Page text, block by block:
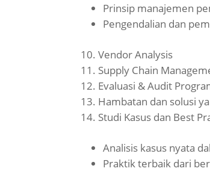
Prinsip manajemen
Pengendalian dan
Vendor Analysis
Supply Chain
Evaluasi & Audit
Hambatan dan solusi
Studi Kasus dan Best
Analisis kasus nyata
Praktik terbaik dari